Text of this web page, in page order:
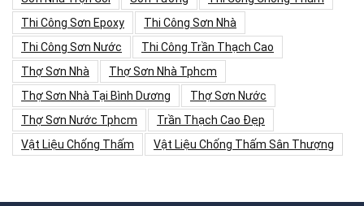
Thi Công Sơn Epoxy
Thi Công Sơn Nhà
Thi Công Sơn Nước
Thi Công Trần Thạch Cao
Thợ Sơn Nhà
Thợ Sơn Nhà Tphcm
Thợ Sơn Nhà Tại Bình Dương
Thợ Sơn Nước
Thợ Sơn Nước Tphcm
Trần Thạch Cao Đẹp
Vật Liệu Chống Thấm
Vật Liệu Chống Thấm Sân Thượng